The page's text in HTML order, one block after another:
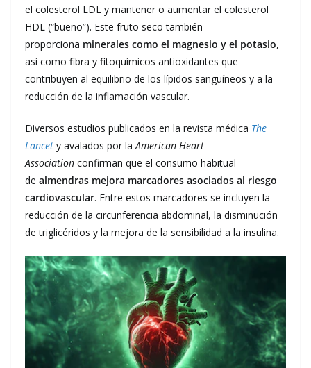
el colesterol LDL y mantener o aumentar el colesterol
HDL (“bueno”). Este fruto seco también
proporciona minerales como el magnesio y el potasio,
así como fibra y fitoquímicos antioxidantes que
contribuyen al equilibrio de los lípidos sanguíneos y a la
reducción de la inflamación vascular.
Diversos estudios publicados en la revista médica The
Lancet y avalados por laAmerican Heart
Association confirman que el consumo habitual
de almendras mejora marcadores asociados al riesgo
cardiovascular. Entre estos marcadores se incluyen la
reducción de la circunferencia abdominal, la disminución
de triglicéridos y la mejora de la sensibilidad a la insulina.